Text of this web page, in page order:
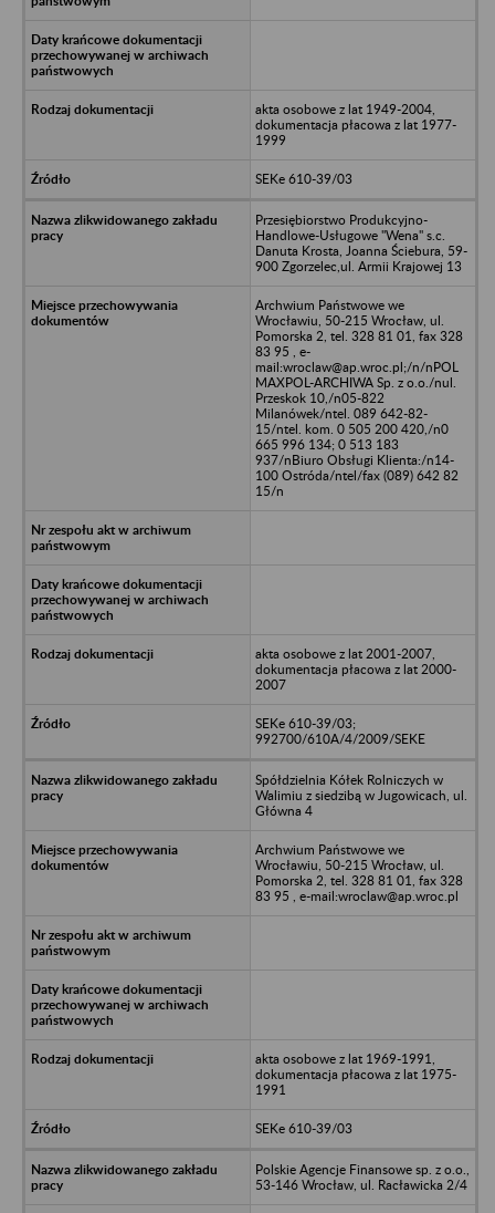
akta osobowe z lat 1949-2004,
dokumentacja płacowa z lat 1977-
1999
SEKe 610-39/03
Przesiębiorstwo Produkcyjno-
Handlowe-Usługowe "Wena" s.c.
Danuta Krosta, Joanna Ściebura, 59-
900 Zgorzelec,ul. Armii Krajowej 13
Archwium Państwowe we
Wrocławiu, 50-215 Wrocław, ul.
Pomorska 2, tel. 328 81 01, fax 328
83 95 , e-
mail:wroclaw@ap.wroc.pl;/n/nPOL
MAXPOL-ARCHIWA Sp. z o.o./nul.
Przeskok 10,/n05-822
Milanówek/ntel. 089 642-82-
15/ntel. kom. 0 505 200 420,/n0
665 996 134; 0 513 183
937/nBiuro Obsługi Klienta:/n14-
100 Ostróda/ntel/fax (089) 642 82
15/n
akta osobowe z lat 2001-2007,
dokumentacja płacowa z lat 2000-
2007
SEKe 610-39/03;
992700/610A/4/2009/SEKE
Spółdzielnia Kółek Rolniczych w
Walimiu z siedzibą w Jugowicach, ul.
Główna 4
Archwium Państwowe we
Wrocławiu, 50-215 Wrocław, ul.
Pomorska 2, tel. 328 81 01, fax 328
83 95 , e-mail:wroclaw@ap.wroc.pl
akta osobowe z lat 1969-1991,
dokumentacja płacowa z lat 1975-
1991
SEKe 610-39/03
Polskie Agencje Finansowe sp. z o.o.,
53-146 Wrocław, ul. Racławicka 2/4